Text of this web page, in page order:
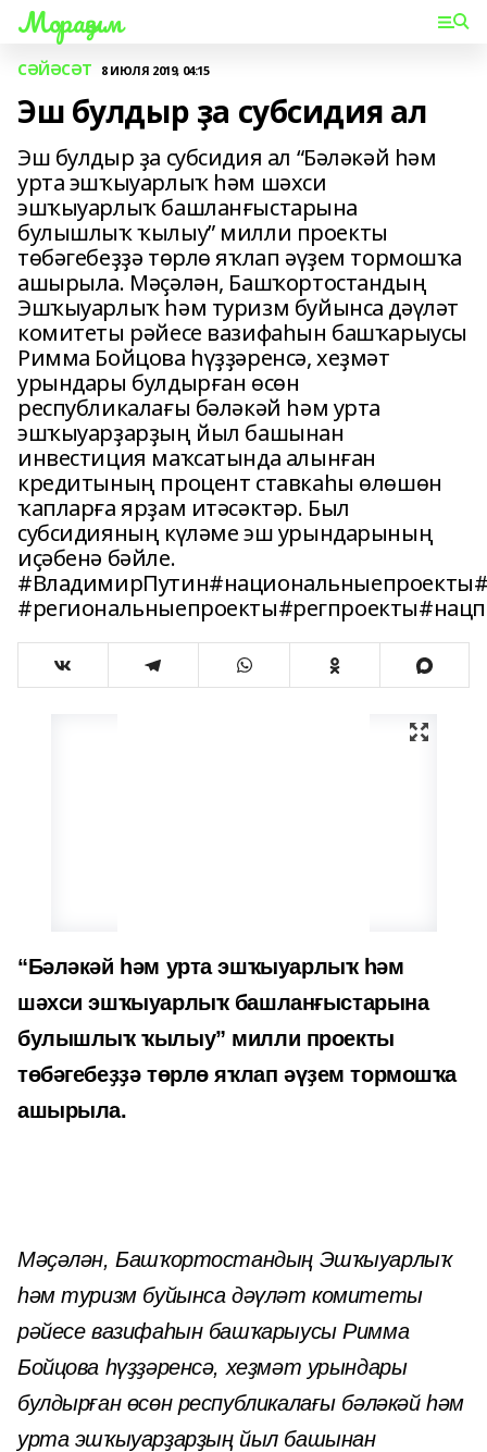
Мораҙым
СӘЙӘСӘТ 8 ИЮЛЯ 2019, 04:15
Эш булдыр ҙа субсидия ал
Эш булдыр ҙа субсидия ал “Бәләкәй һәм
урта эшҡыуарлыҡ һәм шәхси
эшҡыуарлыҡ башланғыстарына
булышлыҡ ҡылыу” милли проекты
төбәгебеҙҙә төрлө яҡлап әүҙем тормошҡа
ашырыла. Мәҫәлән, Башҡортостандың
Эшҡыуарлыҡ һәм туризм буйынса дәүләт
комитеты рәйесе вазифаһын башҡарыусы
Римма Бойцова һүҙҙәренсә, хеҙмәт
урындары булдырған өсөн
республикалағы бәләкәй һәм урта
эшҡыуарҙарҙың йыл башынан
инвестиция маҡсатында алынған
кредитының процент ставкаһы өлөшөн
ҡапларға ярҙам итәсәктәр. Был
субсидияның күләме эш урындарының
иҫәбенә бәйле.
“Бәләкәй һәм урта эшҡыуарлыҡ һәм
шәхси эшҡыуарлыҡ башланғыстарына
булышлыҡ ҡылыу” милли проекты
төбәгебеҙҙә төрлө яҡлап әүҙем тормошҡа
ашырыла.
Мәҫәлән, Башҡортостандың Эшҡыуарлыҡ
һәм туризм буйынса дәүләт комитеты
рәйесе вазифаһын башҡарыусы Римма
Бойцова һүҙҙәренсә, хеҙмәт урындары
булдырған өсөн республикалағы бәләкәй һәм
урта эшҡыуарҙарҙың йыл башынан